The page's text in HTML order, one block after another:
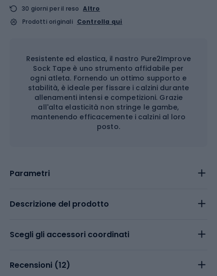
30 giorni per il reso Altro
Prodotti originali Controlla qui
Resistente ed elastica, il nastro Pure2Improve
Sock Tape è uno strumento affidabile per
ogni atleta. Fornendo un ottimo supporto e
stabilità, è ideale per fissare i calzini durante
allenamenti intensi e competizioni. Grazie
all'alta elasticità non stringe le gambe,
mantenendo efficacemente i calzini al loro
posto.
Parametri
Descrizione del prodotto
Scegli gli accessori coordinati
Recensioni (12)